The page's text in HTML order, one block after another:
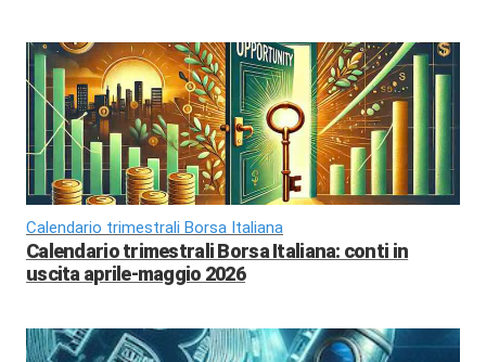
Calendario trimestrali Borsa Italiana
Calendario trimestrali Borsa Italiana: conti in
uscita aprile-maggio 2026